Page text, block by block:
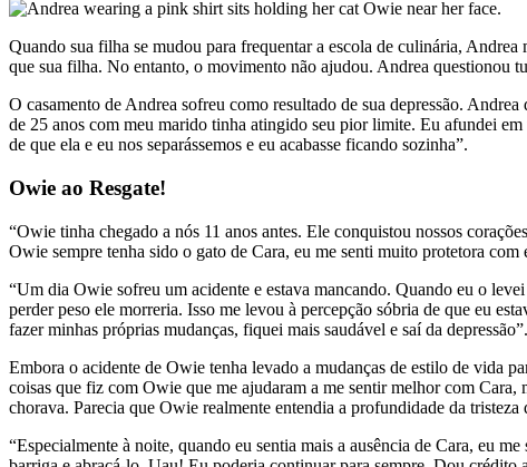
Quando sua filha se mudou para frequentar a escola de culinária,
que sua filha. No entanto, o movimento não ajudou. Andrea questionou
O casamento de Andrea sofreu como resultado de sua depressão.
de 25 anos com meu marido tinha atingido seu pior limite. Eu afundei
de que ela e eu nos separássemos e eu acabasse ficando sozinha”.
Owie ao Resgate!
“Owie tinha chegado a nós 11 anos antes. Ele conquistou nossos
Owie sempre tenha sido o gato de Cara, eu me senti muito protetora
“Um dia Owie sofreu um acidente e estava mancando. Quando eu o
perder peso ele morreria. Isso me levou à percepção sóbria de que eu
fazer minhas próprias mudanças, fiquei mais saudável e saí da depressão”.
Embora o acidente de Owie tenha levado a mudanças de estilo de vida
coisas que fiz com Owie que me ajudaram a me sentir melhor com Cara,
chorava. Parecia que Owie realmente entendia a profundidade da
“Especialmente à noite, quando eu sentia mais a ausência de Cara, eu